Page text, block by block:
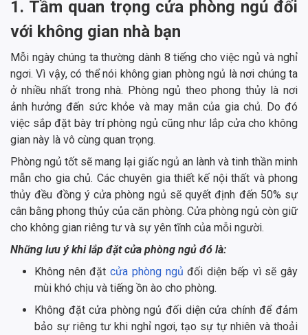
1. Tầm quan trọng cửa phòng ngủ đối
với không gian nhà bạn
Mỗi ngày chúng ta thường dành 8 tiếng cho việc ngủ và nghỉ
ngơi. Vì vậy, có thể nói không gian phòng ngủ là nơi chúng ta
ở nhiều nhất trong nhà. Phòng ngủ theo phong thủy là nơi
ảnh hưởng đến sức khỏe và may mắn của gia chủ. Do đó
việc sắp đặt bày trí phòng ngủ cũng như lắp cửa cho không
gian này là vô cùng quan trọng.
Phòng ngủ tốt sẽ mang lại giấc ngủ an lành và tinh thần minh
mẫn cho gia chủ. Các chuyên gia thiết kế nội thất và phong
thủy đều đồng ý cửa phòng ngủ sẽ quyết định đến 50% sự
cân bằng phong thủy của căn phòng. Cửa phòng ngủ còn giữ
cho không gian riêng tư và sự yên tĩnh của mỗi người.
Những lưu ý khi lắp đặt cửa phòng ngủ đó là:
Không nên đặtcửa phòng ngủ đối diện bếp vì sẽ gây
mùi khó chịu và tiếng ồn ào cho phòng.
Không đặt cửa phòng ngủ đối diện cửa chính để đảm
bảo sự riêng tư khi nghỉ ngơi, tạo sự tự nhiên và thoải